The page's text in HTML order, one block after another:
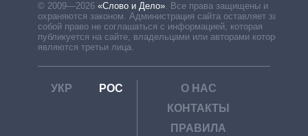
© 2009—2026 «Слово и Дело». Все права защищены и
охраняются законом. Администрация сайта оставляет за
собой право не соглашаться с информацией, которая
публикуется на сайте, владельцами или авторами которой
являются третьи лица.
УКР РОС
О НАС
КОНТАКТЫ
ПРАВИЛА